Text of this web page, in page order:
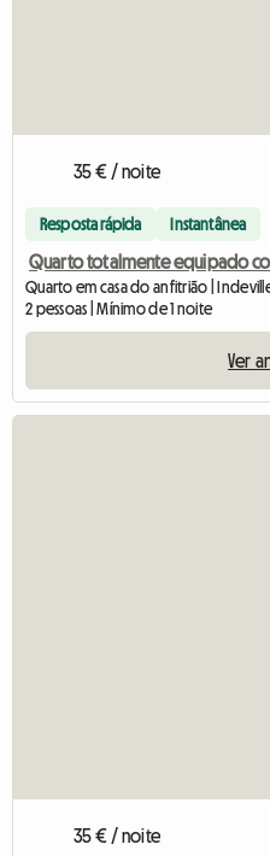
35 € / noite
Resposta rápida Instantânea
Quarto totalmente equipado
Quarto em casa do anfitrião |
2 pessoas | Mínimo de 1 noite
Ver
35 € / noite